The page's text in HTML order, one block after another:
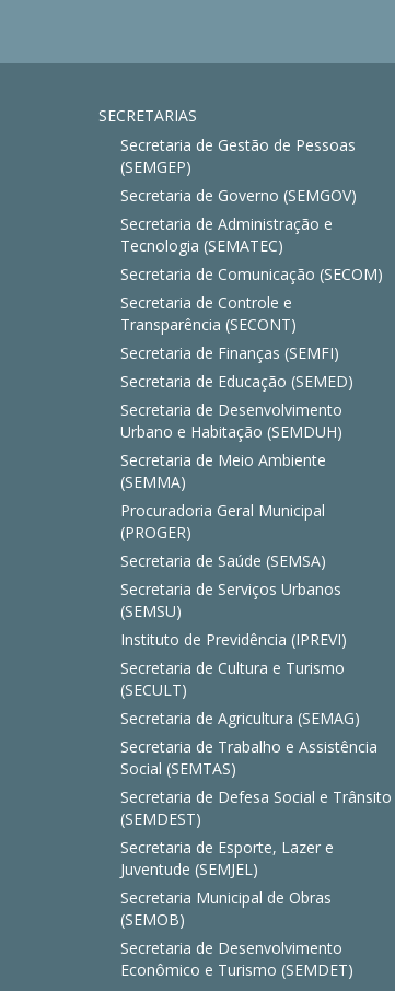
SECRETARIAS
Secretaria de Gestão de Pessoas
(SEMGEP)
Secretaria de Governo (SEMGOV)
Secretaria de Administração e
Tecnologia (SEMATEC)
Secretaria de Comunicação (SECOM)
Secretaria de Controle e
Transparência (SECONT)
Secretaria de Finanças (SEMFI)
Secretaria de Educação (SEMED)
Secretaria de Desenvolvimento
Urbano e Habitação (SEMDUH)
Secretaria de Meio Ambiente
(SEMMA)
Procuradoria Geral Municipal
(PROGER)
Secretaria de Saúde (SEMSA)
Secretaria de Serviços Urbanos
(SEMSU)
Instituto de Previdência (IPREVI)
Secretaria de Cultura e Turismo
(SECULT)
Secretaria de Agricultura (SEMAG)
Secretaria de Trabalho e Assistência
Social (SEMTAS)
Secretaria de Defesa Social e Trânsito
(SEMDEST)
Secretaria de Esporte, Lazer e
Juventude (SEMJEL)
Secretaria Municipal de Obras
(SEMOB)
Secretaria de Desenvolvimento
Econômico e Turismo (SEMDET)